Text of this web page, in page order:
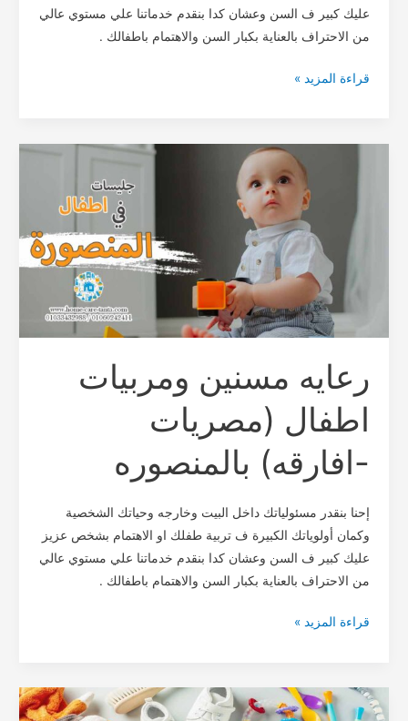
عليك كبير ف السن وعشان كدا بنقدم خدماتنا علي مستوي عالي
من الاحتراف بالعناية بكبار السن والاهتمام باطفالك .
قراءة المزيد »
رعايه مسنين ومربيات
اطفال (مصريات
-افارقه) بالمنصوره
إحنا بنقدر مسئولياتك داخل البيت وخارجه وحياتك الشخصية
وكمان أولوياتك الكبيرة ف تربية طفلك او الاهتمام بشخص عزيز
عليك كبير ف السن وعشان كدا بنقدم خدماتنا علي مستوي عالي
من الاحتراف بالعناية بكبار السن والاهتمام باطفالك .
اطفال
(مصريات
-افارقه)
بالمنصوره
قراءة المزيد »
2مربيات